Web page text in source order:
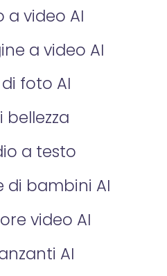
a video AI
a video AI
foto AI
bellezza
a testo
di bambini AI
video AI
AI